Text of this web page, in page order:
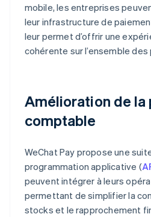
mobile, les entreprises
leur infrastructure de
leur permet d’offrir une
cohérente sur l’ensemble
Amélioration de la
comptable
WeChat Pay propose une
programmation applicative (
peuvent intégrer à leurs
permettant de simplifier la
stocks et le rapprochement